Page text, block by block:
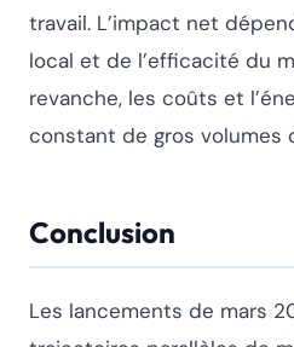
travail. L’impact net
local et de l’efficacité du
revanche, les coûts et
constant de gros volumes
Conclusion
Les lancements de mars